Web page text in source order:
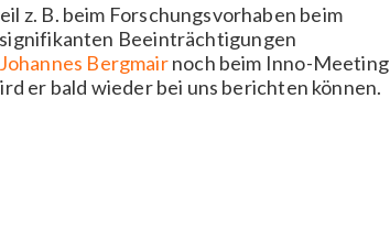
z. B. beim Forschungsvorhaben beim
Beeinträchtigungen
Bergmairnoch beim Inno-Meeting
er bald wieder bei uns berichten können.